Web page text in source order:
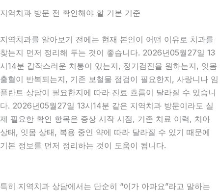
지역치과 방문 전 확인해야 할 기본 기준
지역치과를 알아보기 전에는 현재 본인이 어떤 이유로 치과를
찾는지 먼저 정리해 두는 것이 좋습니다. 2026년05월27일 13
시14분 갑작스러운 치통이 있는지, 정기검진을 원하는지, 잇몸
출혈이 반복되는지, 기존 보철물 점검이 필요한지, 사랑니나 임
플란트 상담이 필요한지에 따라 진료 흐름이 달라질 수 있습니
다. 2026년05월27일 13시14분 같은 지역치과 방문이라도 실
제 필요한 확인 항목은 증상 시작 시점, 기존 치료 이력, 치아
상태, 잇몸 상태, 복용 중인 약에 따라 달라질 수 있기 때문에
기본 정보를 먼저 정리하는 것이 도움이 됩니다.
특히 지역치과 상담에서는 단순히 “이가 아파요”라고 말하는